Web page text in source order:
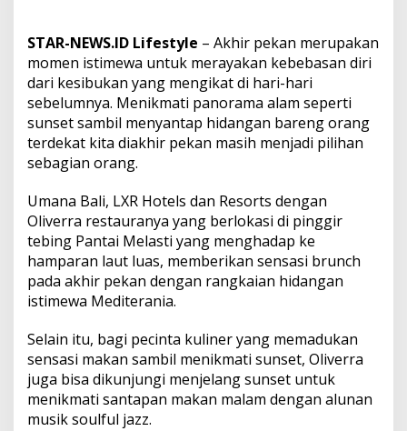
O
l
i
v
e
r
r
m
b
i
M
e
n
k
m
a
t
i
STAR-NEWS.ID Lifestyle – Akhir pekan merupakan
momen istimewa untuk merayakan kebebasan diri
dari kesibukan yang mengikat di hari-hari
sebelumnya. Menikmati panorama alam seperti
sunset sambil menyantap hidangan bareng orang
terdekat kita diakhir pekan masih menjadi pilihan
sebagian orang.
Umana Bali, LXR Hotels dan Resorts dengan
Oliverra restauranya yang berlokasi di pinggir
tebing Pantai Melasti yang menghadap ke
hamparan laut luas, memberikan sensasi brunch
pada akhir pekan dengan rangkaian hidangan
istimewa Mediterania.
Selain itu, bagi pecinta kuliner yang memadukan
sensasi makan sambil menikmati sunset, Oliverra
juga bisa dikunjungi menjelang sunset untuk
menikmati santapan makan malam dengan alunan
musik soulful jazz.